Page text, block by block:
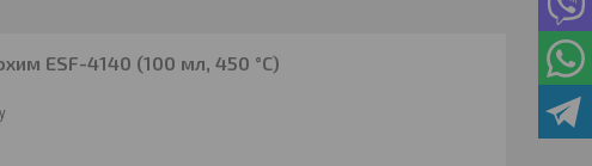
ESF-4140 (100 мл, 450 °С)